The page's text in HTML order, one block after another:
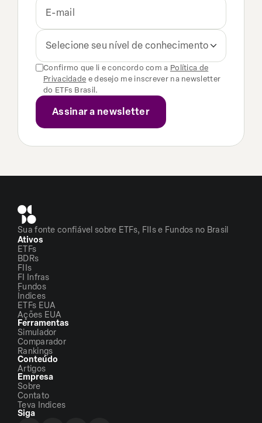
Selecione seu nível de conhecimento
Confirmo que li e concordo com a Política de
Privacidade e desejo me inscrever na newsletter
do ETFs Brasil.
Sua fonte confiável sobre ETFs, FIIs e Fundos no Brasil
Ativos
ETFs
BDRs
FIIs
FI Infras
Fundos
Índices
ETFs EUA
Ações EUA
Ferramentas
Simulador
Comparador
Rankings
Conteúdo
Artigos
Empresa
Sobre
Contato
Teva Indices
Siga